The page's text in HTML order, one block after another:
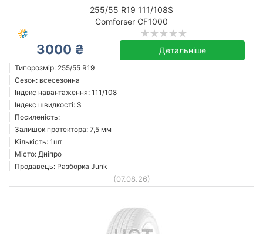
255/55 R19 111/108S
Comforser CF1000
3000 ₴ Детальніше
Типорозмір: 255/55 R19
Сезон: всесезонна
Індекс навантаження: 111/108
Індекс швидкості: S
Посиленість:
Залишок протектора: 7,5 мм
Кількість: 1шт
Місто: Дніпро
Продавець: Разборка Junk
(07.08.26)